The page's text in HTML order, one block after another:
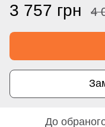
3 757 грн 4
До